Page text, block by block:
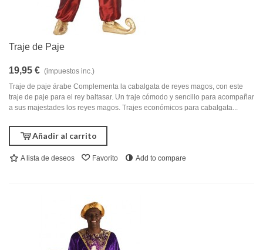
Traje de Paje
19,95 € (impuestos inc.)
Traje de paje árabe Complementa la cabalgata de reyes magos, con este
traje de paje para el rey baltasar. Un traje cómodo y sencillo para acompañar
a sus majestades los reyes magos. Trajes económicos para cabalgata...
Añadir al carrito
A lista de deseos Favorito Add to compare